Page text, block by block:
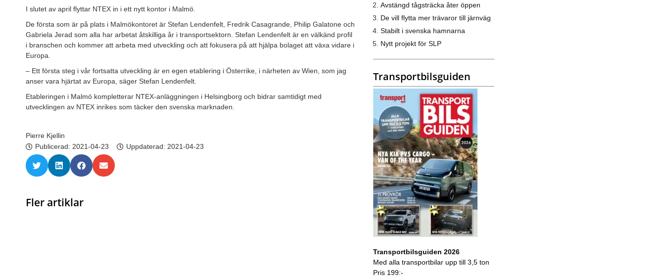
I slutet av april flyttar NTEX in i ett nytt kontor i Malmö.
De första som är på plats i Malmökontoret är Stefan Lendenfelt, Fredrik Casagrande, Philip Galatone och
Gabriela Jerad som alla har arbetat åtskilliga år i transportsektorn. Stefan Lendenfelt är en välkänd profil
i branschen och kommer att arbeta med utveckling och att fokusera på att hjälpa bolaget att växa vidare i
Europa.
– Ett första steg i vår fortsatta utveckling är en egen etablering i Österrike, i närheten av Wien, som jag
anser vara hjärtat av Europa, säger Stefan Lendenfelt.
Etableringen i Malmö kompletterar NTEX-anläggningen i Helsingborg och bidrar samtidigt med
utvecklingen av NTEX inrikes som täcker den svenska marknaden.
Pierre Kjellin
Publicerad: 2021-04-23 Uppdaterad: 2021-04-23
Fler artiklar
Avstängd tågsträcka åter öppen
De vill flytta mer trävaror till järnväg
Stabilt i svenska hamnarna
Nytt projekt för SLP
Transportbilsguiden
Transportbilsguiden 2026
Med alla transportbilar upp till 3,5 ton
Pris 199:-